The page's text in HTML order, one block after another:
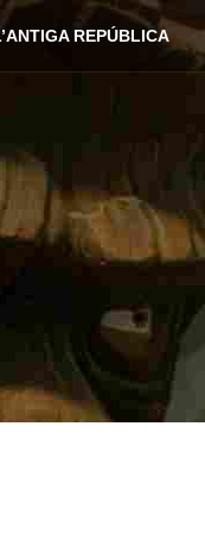
REPÚBLICA